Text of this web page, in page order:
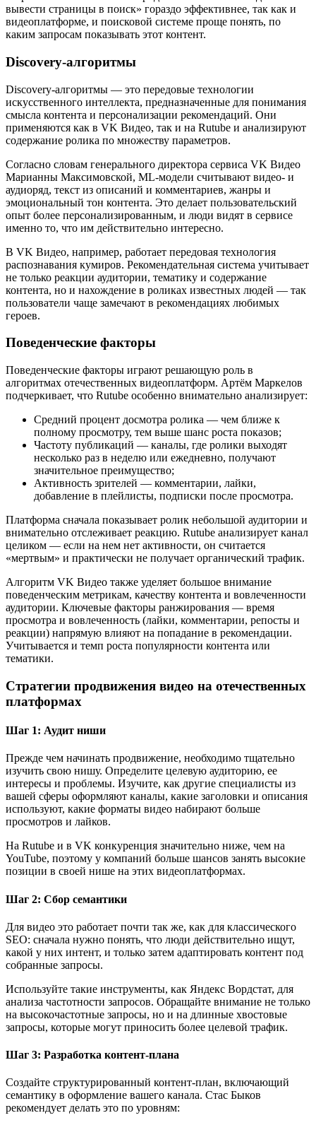
вывести страницы в поиск» гораздо эффективнее, так как и
видеоплатформе, и поисковой системе проще понять, по
каким запросам показывать этот контент.
Discovery-алгоритмы
Discovery-алгоритмы — это передовые технологии
искусственного интеллекта, предназначенные для понимания
смысла контента и персонализации рекомендаций. Они
применяются как в VK Видео, так и на Rutube и анализируют
содержание ролика по множеству параметров.
Согласно словам генерального директора сервиса VK Видео
Марианны Максимовской, ML-модели считывают видео- и
аудиоряд, текст из описаний и комментариев, жанры и
эмоциональный тон контента. Это делает пользовательский
опыт более персонализированным, и люди видят в сервисе
именно то, что им действительно интересно.
В VK Видео, например, работает передовая технология
распознавания кумиров. Рекомендательная система учитывает
не только реакции аудитории, тематику и содержание
контента, но и нахождение в роликах известных людей — так
пользователи чаще замечают в рекомендациях любимых
героев.
Поведенческие факторы
Поведенческие факторы играют решающую роль в
алгоритмах отечественных видеоплатформ. Артём Маркелов
подчеркивает, что Rutube особенно внимательно анализирует:
Средний процент досмотра ролика — чем ближе к
полному просмотру, тем выше шанс роста показов;
Частоту публикаций — каналы, где ролики выходят
несколько раз в неделю или ежедневно, получают
значительное преимущество;
Активность зрителей — комментарии, лайки,
добавление в плейлисты, подписки после просмотра.
Платформа сначала показывает ролик небольшой аудитории и
внимательно отслеживает реакцию. Rutube анализирует канал
целиком — если на нем нет активности, он считается
«мертвым» и практически не получает органический трафик.
Алгоритм VK Видео также уделяет большое внимание
поведенческим метрикам, качеству контента и вовлеченности
аудитории. Ключевые факторы ранжирования — время
просмотра и вовлеченность (лайки, комментарии, репосты и
реакции) напрямую влияют на попадание в рекомендации.
Учитывается и темп роста популярности контента или
тематики.
Стратегии продвижения видео на отечественных
платформах
Шаг 1: Аудит ниши
Прежде чем начинать продвижение, необходимо тщательно
изучить свою нишу. Определите целевую аудиторию, ее
интересы и проблемы. Изучите, как другие специалисты из
вашей сферы оформляют каналы, какие заголовки и описания
используют, какие форматы видео набирают больше
просмотров и лайков.
На Rutube и в VK конкуренция значительно ниже, чем на
YouTube, поэтому у компаний больше шансов занять высокие
позиции в своей нише на этих видеоплатформах.
Шаг 2: Сбор семантики
Для видео это работает почти так же, как для классического
SEO: сначала нужно понять, что люди действительно ищут,
какой у них интент, и только затем адаптировать контент под
собранные запросы.
Используйте такие инструменты, как Яндекс Вордстат, для
анализа частотности запросов. Обращайте внимание не только
на высокочастотные запросы, но и на длинные хвостовые
запросы, которые могут приносить более целевой трафик.
Шаг 3: Разработка контент-плана
Создайте структурированный контент-план, включающий
семантику в оформление вашего канала. Стас Быков
рекомендует делать это по уровням: